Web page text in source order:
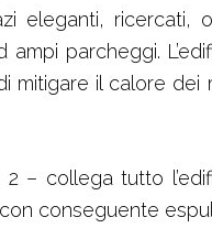
eleganti, ricercati,
ampi parcheggi.
mitigare il calore
2 – collega tutto
conseguente